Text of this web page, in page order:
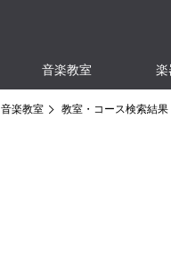
音楽教室 楽
音楽教室 教室・コース検索結果